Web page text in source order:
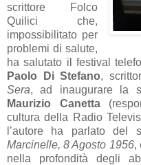
scrittore Folco
Quilici che,
impossibilitato per
problemi di salute,
ha salutato il festival
Paolo Di Stefano,
Sera, ad inaugurare la
Maurizio Canetta
cultura della Radio
l’autore ha parlato del
Marcinelle, 8 Agosto 1956,
nella profondità degli